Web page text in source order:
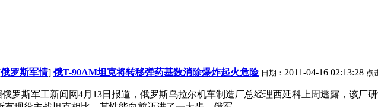
俄罗斯军情] 俄T-90AM坦克将转移弹药基数消除爆炸起火危险 日期： 2011-04-16 02:13:28 点
罗斯军工新闻网4月13日报道，俄罗斯乌拉尔机车制造厂总经理西延科上周透露，该厂